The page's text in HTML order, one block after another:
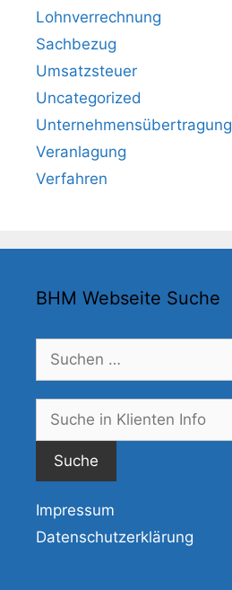
Lohnverrechnung
Sachbezug
Umsatzsteuer
Uncategorized
Unternehmensübertragung
Veranlagung
Verfahren
BHM Webseite Suche
nach:
Impressum
Datenschutzerklärung